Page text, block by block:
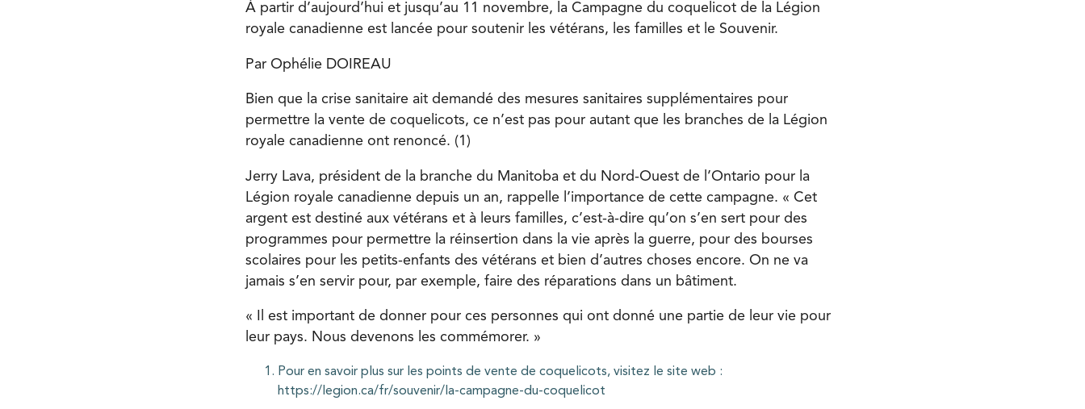
À partir d’aujourd’hui et jusqu’au 11 novembre, la Campagne du coquelicot de la Légion
royale canadienne est lancée pour soutenir les vétérans, les familles et le Souvenir.
Par Ophélie DOIREAU
Bien que la crise sanitaire ait demandé des mesures sanitaires supplémentaires pour
permettre la vente de coquelicots, ce n’est pas pour autant que les branches de la Légion
royale canadienne ont renoncé. (1)
Jerry Lava, président de la branche du Manitoba et du Nord-Ouest de l’Ontario pour la
Légion royale canadienne depuis un an, rappelle l’importance de cette campagne. « Cet
argent est destiné aux vétérans et à leurs familles, c’est-à-dire qu’on s’en sert pour des
programmes pour permettre la réinsertion dans la vie après la guerre, pour des bourses
scolaires pour les petits-enfants des vétérans et bien d’autres choses encore. On ne va
jamais s’en servir pour, par exemple, faire des réparations dans un bâtiment.
« Il est important de donner pour ces personnes qui ont donné une partie de leur vie pour
leur pays. Nous devenons les commémorer. »
Pour en savoir plus sur les points de vente de coquelicots, visitez le site web :
https://legion.ca/fr/souvenir/la-campagne-du-coquelicot